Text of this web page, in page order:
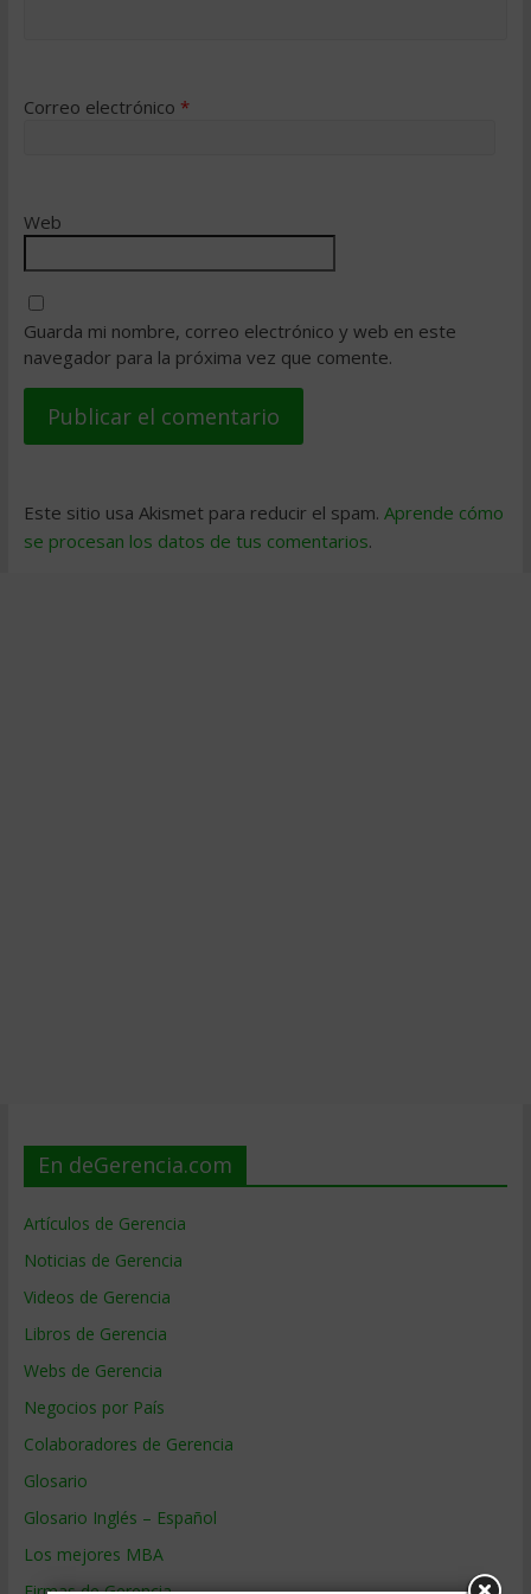
Correo electrónico *
Web
Guarda mi nombre, correo electrónico y web en este
navegador para la próxima vez que comente.
Este sitio usa Akismet para reducir el spam. Aprende cómo
se procesan los datos de tus comentarios.
En deGerencia.com
Artículos de Gerencia
Noticias de Gerencia
Videos de Gerencia
Libros de Gerencia
Webs de Gerencia
Negocios por País
Colaboradores de Gerencia
Glosario
Glosario Inglés – Español
Los mejores MBA